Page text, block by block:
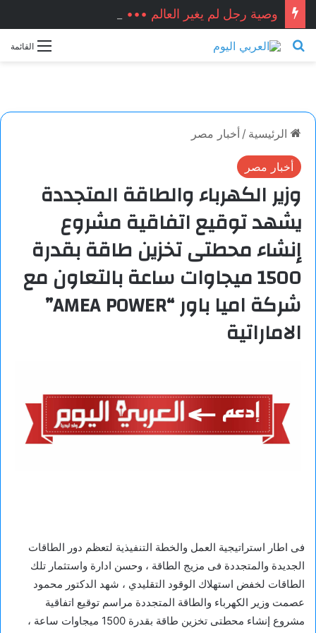
القائمة بحث عن
الرئيسية / أخبار مصر
أخبار مصر
وزير الكهرباء والطاقة المتجددة
يشهد توقيع اتفاقية مشروع
إنشاء محطتى تخزين طاقة بقدرة
1500 ميجاوات ساعة بالتعاون مع
شركة اميا باور “AMEA POWER”
الاماراتية
فى اطار استراتيجية العمل والخطة التنفيذية لتعظم دور الطاقات
الجديدة والمتجددة فى مزيج الطاقة ، وحسن ادارة واستثمار تلك
الطاقات لخفض استهلاك الوقود التقليدي ، شهد الدكتور محمود
عصمت وزير الكهرباء والطاقة المتجددة مراسم توقيع اتفاقية
مشروع إنشاء محطتى تخزين طاقة بقدرة 1500 ميجاوات ساعة ،